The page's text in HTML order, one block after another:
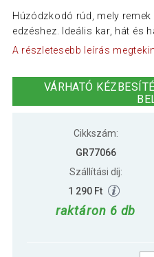
Húzódzkodó rúd, mely
edzéshez. Ideális kar, hát és
A részletesebb leírás
VÁRHATÓ
Cikkszám:
GR77066
Szállítási díj:
1 290 Ft
raktáron 6 db